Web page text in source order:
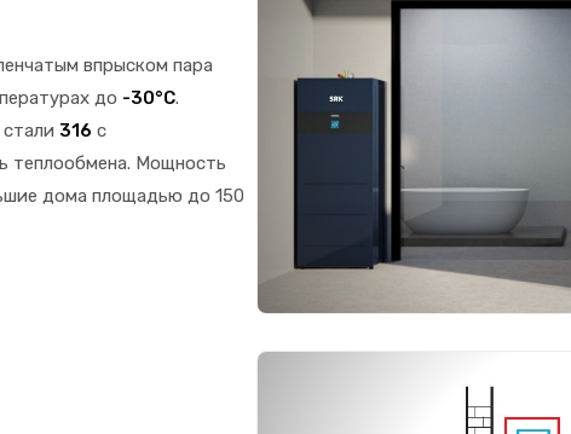
впрыском пара
до -30°C.
316 с
теплообмена. Мощность
дома площадью до 150